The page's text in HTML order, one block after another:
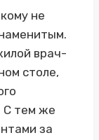
не
врач-
столе,
С тем же
за